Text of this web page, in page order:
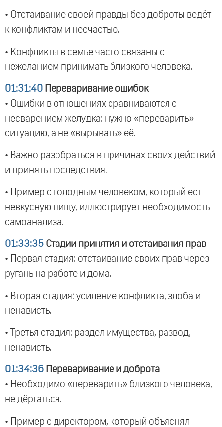
• Отстаивание своей правды без доброты ведёт
к конфликтам и несчастью.
• Конфликты в семье часто связаны с
нежеланием принимать близкого человека.
01:31:40 Переваривание ошибок
• Ошибки в отношениях сравниваются с
несварением желудка: нужно «переварить»
ситуацию, а не «вырывать» её.
• Важно разобраться в причинах своих действий
и принять последствия.
• Пример с голодным человеком, который ест
невкусную пищу, иллюстрирует необходимость
самоанализа.
01:33:35 Стадии принятия и отстаивания прав
• Первая стадия: отстаивание своих прав через
ругань на работе и дома.
• Вторая стадия: усиление конфликта, злоба и
ненависть.
• Третья стадия: раздел имущества, развод,
ненависть.
01:34:36 Переваривание и доброта
• Необходимо «переварить» близкого человека,
не дёргаться.
• Пример с директором, который объяснял